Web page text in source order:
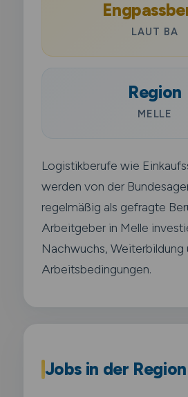
LAUT BA
Region
MELLE
Logistikberufe wie
werden von der
regelmäßig als gefragte
Arbeitgeber in Melle
Nachwuchs, Weiterbildung
Arbeitsbedingungen.
Jobs in der